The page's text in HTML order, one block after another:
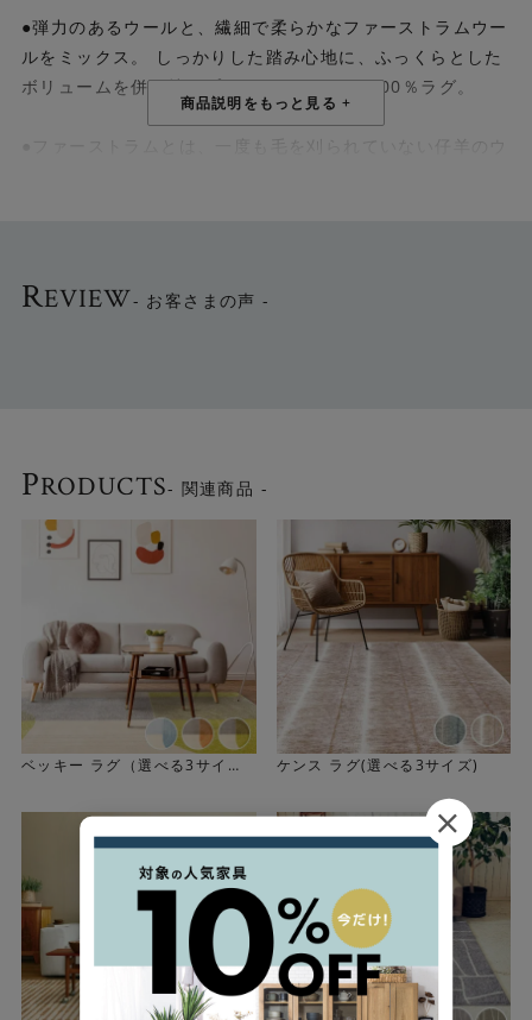
●弾力のあるウールと、繊細で柔らかなファーストラムウー
ルをミックス。 しっかりした踏み心地に、ふっくらとした
ボリュームを併せ持つプレミアムなウール100％ラグ。
性抜群。
ウールラグの魅力▶
Check！
REVIEW- お客さまの声 -
PRODUCTS- 関連商品 -
ベッキー ラグ（選べる3サイ
ケンス ラグ(選べる3サイズ)